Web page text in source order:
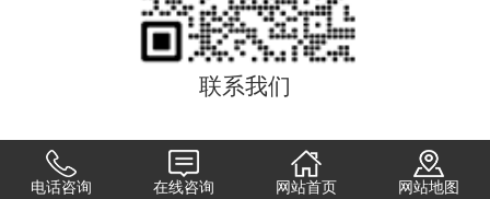
联系我们
电话咨询 在线咨询 网站首页 网站地图